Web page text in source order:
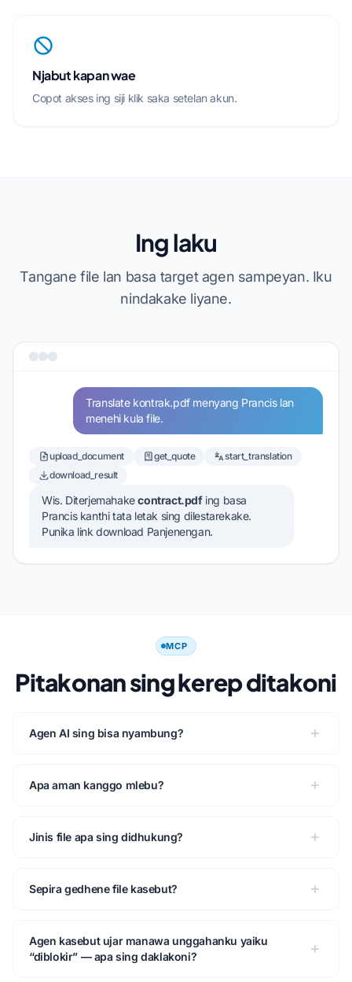
Njabut kapan wae
Copot akses ing siji klik saka setelan akun.
Ing laku
Tangane file lan basa target agen sampeyan. Iku
nindakake liyane.
Translate kontrak.pdf menyang Prancis lan
menehi kula file.
upload_document get_quote
start_translation
download_result
Wis. Diterjemahakecontract.pdfing basa
Prancis kanthi tata letak sing dilestarekake.
Punika link download Panjenengan.
MCP
Pitakonan sing kerep ditakoni
Agen AI sing bisa nyambung?
Apa aman kanggo mlebu?
Jinis file apa sing didhukung?
Sepira gedhene file kasebut?
Agen kasebut ujar manawa unggahanku yaiku
“diblokir” — apa sing daklakoni?